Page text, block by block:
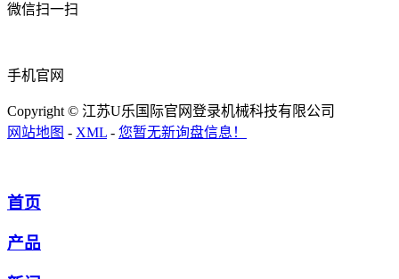
微信扫一扫
手机官网
Copyright © 江苏U乐国际官网登录机械科技有限公司
网站地图 - XML - 您暂无新询盘信息！
首页
产品